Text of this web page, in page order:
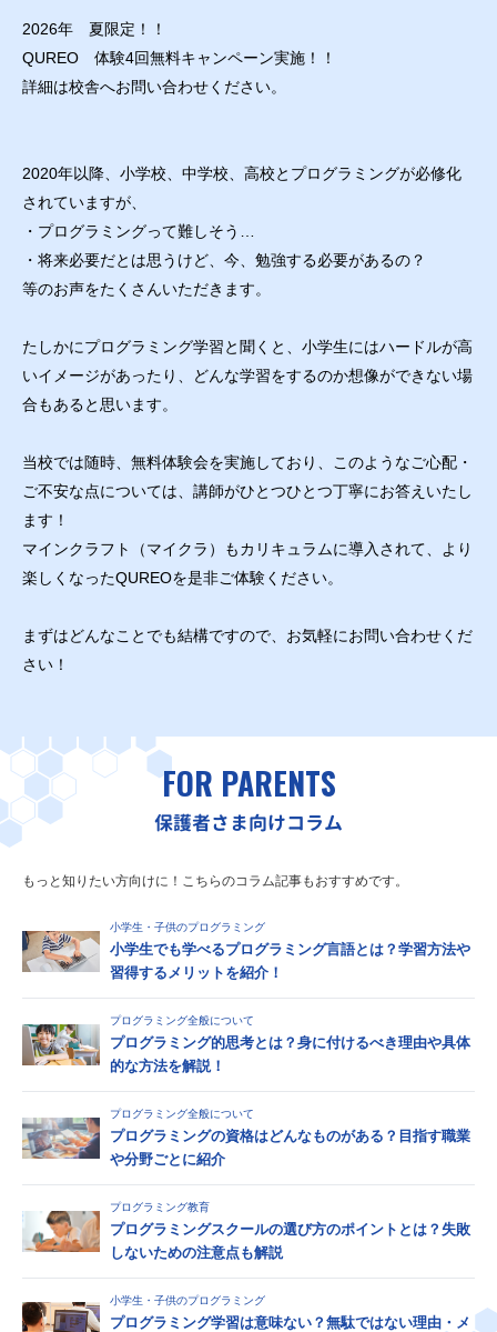
2026年 夏限定！！
QUREO 体験4回無料キャンペーン実施！！
詳細は校舎へお問い合わせください。
2020年以降、小学校、中学校、高校とプログラミングが必修化
されていますが、
・プログラミングって難しそう…
・将来必要だとは思うけど、今、勉強する必要があるの？
等のお声をたくさんいただきます。
たしかにプログラミング学習と聞くと、小学生にはハードルが高
いイメージがあったり、どんな学習をするのか想像ができない場
合もあると思います。
当校では随時、無料体験会を実施しており、このようなご心配・
ご不安な点については、講師がひとつひとつ丁寧にお答えいたし
ます！
マインクラフト（マイクラ）もカリキュラムに導入されて、より
楽しくなったQUREOを是非ご体験ください。
まずはどんなことでも結構ですので、お気軽にお問い合わせくだ
さい！
FOR PARENTS
保護者さま向けコラム
もっと知りたい方向けに！こちらのコラム記事もおすすめです。
小学生・子供のプログラミング
小学生でも学べるプログラミング言語とは？学習方法や
習得するメリットを紹介！
プログラミング全般について
プログラミング的思考とは？身に付けるべき理由や具体
的な方法を解説！
プログラミング全般について
プログラミングの資格はどんなものがある？目指す職業
や分野ごとに紹介
プログラミング教育
プログラミングスクールの選び方のポイントとは？失敗
しないための注意点も解説
小学生・子供のプログラミング
プログラミング学習は意味ない？無駄ではない理由・メ